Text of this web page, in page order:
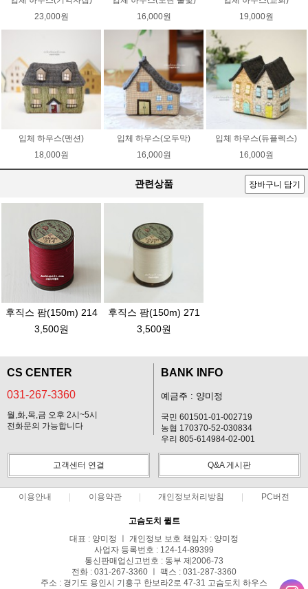
23,000원
16,000원
19,000원
입체 하우스(맨션)
18,000원
입체 하우스(오두막)
16,000원
입체 하우스(듀플렉스)
16,000원
관련상품 장바구니 담기
후직스 팜(150m) 214
3,500원
후직스 팜(150m) 271
3,500원
CS CENTER
031-267-3360
월,화,목,금 오후 2시~5시
전화문의 가능합니다
BANK INFO
예금주 : 양미정
국민 601501-01-002719
농협 170370-52-030834
우리 805-614984-02-001
고객센터 연결 Q&A 게시판
이용안내 이용약관 개인정보처리방침 PC버전
고슴도치 퀼트
대표 : 양미정 ㅣ 개인정보 보호 책임자 : 양미정
사업자 등록번호 : 124-14-89399
통신판매업신고번호 : 동부 제2006-73
전화 : 031-267-3360 ㅣ 팩스 : 031-287-3360
주소 : 경기도 용인시 기흥구 한보라2로 47-31 고슴도치 하우스